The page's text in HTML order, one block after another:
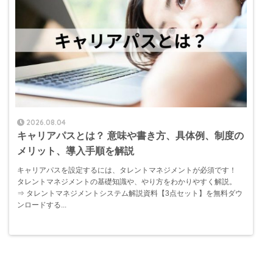
2026.08.04
キャリアパスとは？ 意味や書き方、具体例、制度の
メリット、導入手順を解説
キャリアパスを設定するには、タレントマネジメントが必須です！
タレントマネジメントの基礎知識や、やり方をわかりやすく解説。
⇒ タレントマネジメントシステム解説資料【3点セット】を無料ダウ
ンロードする...